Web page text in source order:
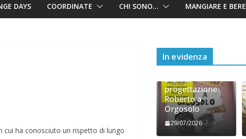
DAYS COORDINATE CHI SONO… MANGIARE E BERE
cui ha conosciuto un rispetto di lungo
In evidenza
Diari di
progettazione:
Roberto a
Orgosolo
29/07/2026